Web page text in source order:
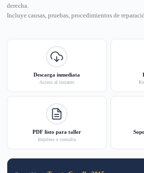
derecha.
Incluye causas, pruebas, procedimientos de
Descarga inmediata
Acceso al instante
PDF listo para taller
Imprime o consulta